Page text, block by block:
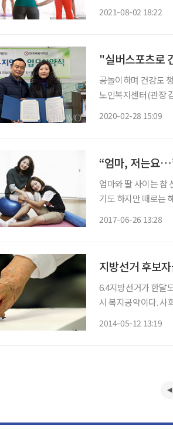
2021-08-02 18:22
"실버스포츠로
공놀이하며 건강도 챙기
노인복지센터(관장
2020-02-28 15:09
“엄마, 저는요
엄마와 딸 사이는 참
기도 하지만 때로는
2017-06-26 13:28
지방선거 후보
6.4지방선거가 한달도 채 안 남았다. 여느 선거와 마
시 복지공약이다. 사
2014-05-12 13:19